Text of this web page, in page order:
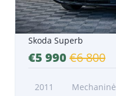
Skoda Superb
€5 990 €6 800
2011 Mechaninė